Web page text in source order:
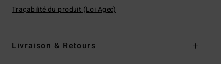
Traçabilité du produit (Loi Agec)
Livraison & Retours